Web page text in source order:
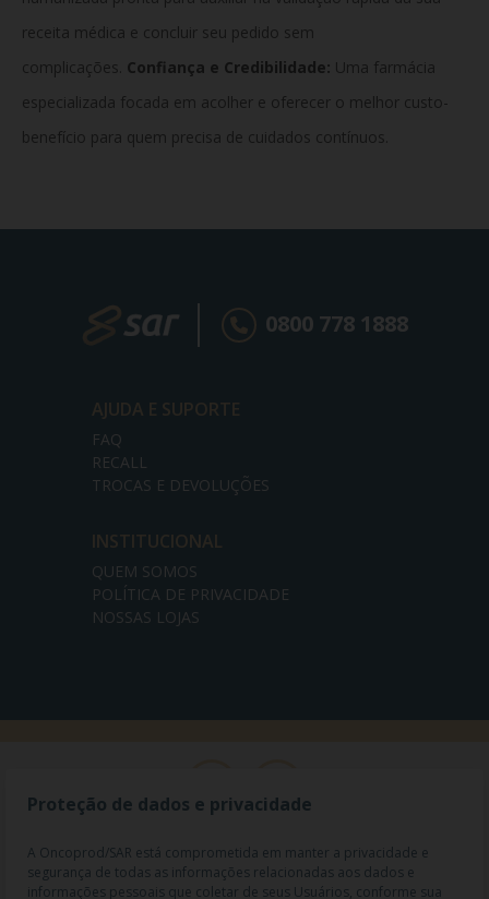
receita médica e concluir seu pedido sem
complicações. Confiança e Credibilidade: Uma farmácia
especializada focada em acolher e oferecer o melhor custo-
benefício para quem precisa de cuidados contínuos.
0800 778 1888
AJUDA E SUPORTE
FAQ
RECALL
TROCAS E DEVOLUÇÕES
INSTITUCIONAL
QUEM SOMOS
POLÍTICA DE PRIVACIDADE
NOSSAS LOJAS
Proteção de dados e privacidade
A Oncoprod/SAR está comprometida em manter a privacidade e
segurança de todas as informações relacionadas aos dados e
informações pessoais que coletar de seus Usuários, conforme sua